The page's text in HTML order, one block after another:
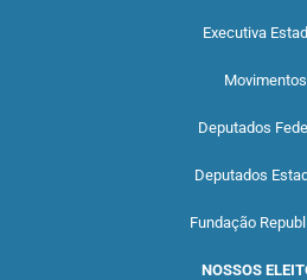
Executiva
Movimentos
Deputados
Deputados
Fundação
NOSSOS